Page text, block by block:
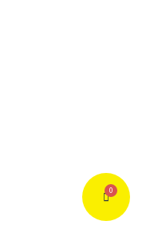
0
Experts